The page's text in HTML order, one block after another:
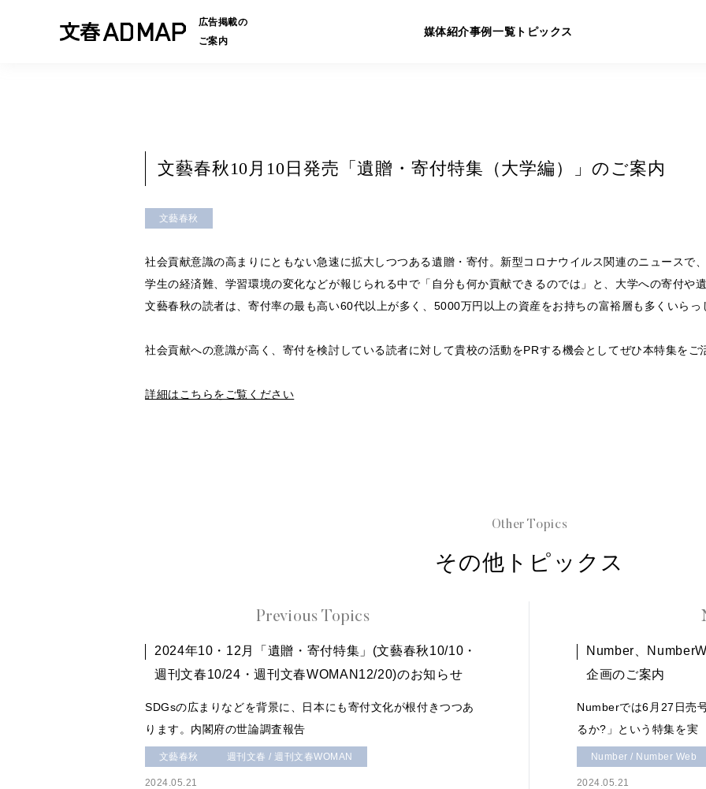
広告掲載の
ご案内
媒体紹介事例一覧 トピックス
文藝春秋10月10日発売「遺贈・寄付特集（大学編）」のご案内
文藝春秋
社会貢献意識の高まりにともない急速に拡大しつつある遺贈・寄付。新型コロナウイルス関連のニュースで
学生の経済難、学習環境の変化などが報じられる中で「自分も何か貢献できるのでは」と、大学への寄付や
文藝春秋の読者は、寄付率の最も高い60代以上が多く、5000万円以上の資産をお持ちの富裕層も多くいらっ
社会貢献への意識が高く、寄付を検討している読者に対して貴校の活動をPRする機会としてぜひ本特集をご
詳細はこちらをご覧ください
Other Topics
その他トピックス
Previous Topics
2024年10・12月「遺贈・寄付特集」(文藝春秋10/10・
週刊文春10/24・週刊文春WOMAN12/20)のお知らせ
SDGsの広まりなどを背景に、日本にも寄付文化が根付きつつあ
ります。内閣府の世論調査報告
文藝春秋 週刊文春 / 週刊文春WOMAN
2024.05.21
Number、
企画のご案内
Numberでは6月27日売
るか?」という特集を実
Number / Number Web
2024.05.21